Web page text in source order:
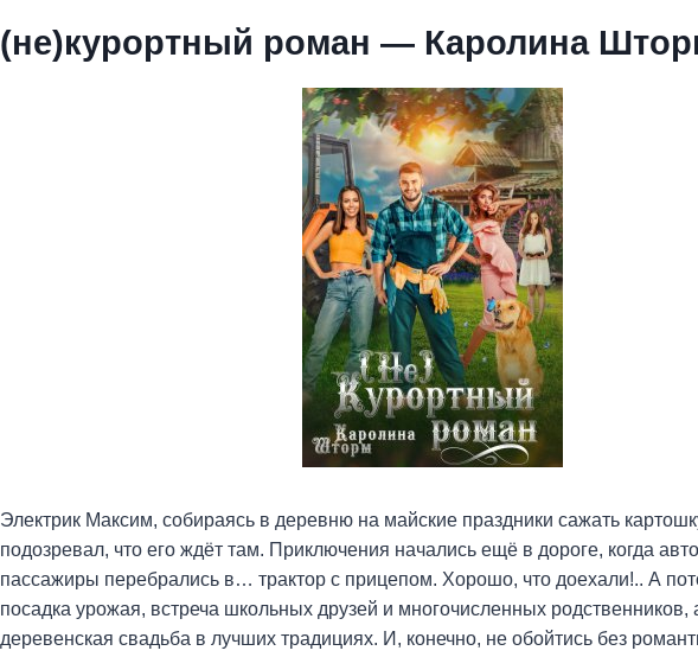
(не)курортный роман — Каролина
Электрик Максим, собираясь в деревню на майские праздники сажать
подозревал, что его ждёт там. Приключения начались ещё в дороге, когда
пассажиры перебрались в… трактор с прицепом. Хорошо, что доехали!.. А
посадка урожая, встреча школьных друзей и многочисленных
деревенская свадьба в лучших традициях. И, конечно, не обойтись без